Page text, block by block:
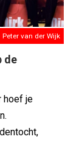
Peter van der Wijk
de
hoef je